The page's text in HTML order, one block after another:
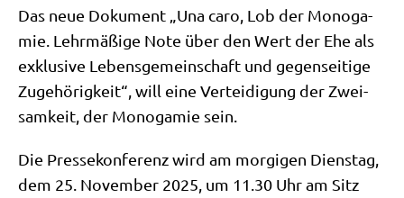
Das neue Doku­ment „Una caro, Lob der Mono­ga­
mie. Lehr­mä­ßi­ge Note über den Wert der Ehe als
exklu­si­ve Lebens­ge­mein­schaft und gegen­sei­ti­ge
Zuge­hö­rig­keit“, will eine Ver­tei­di­gung der Zwei­
sam­keit, der Mono­ga­mie sein.
Die Pres­se­kon­fe­renz wird am mor­gi­gen Diens­tag,
dem 25. Novem­ber 2025, um 11.30 Uhr am Sitz